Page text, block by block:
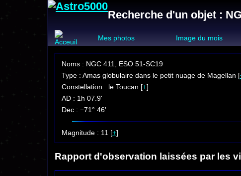
Recherche d'un objet :
Mes photos Image du mois
Noms : NGC 411, ESO 51-SC19
Type : Amas globulaire dans le petit nuage de Magellan [
Constellation : le Toucan [+]
AD : 1h 07.9'
Dec : −71° 46'
Magnitude : 11 [+]
Rapport d'observation laissées par les